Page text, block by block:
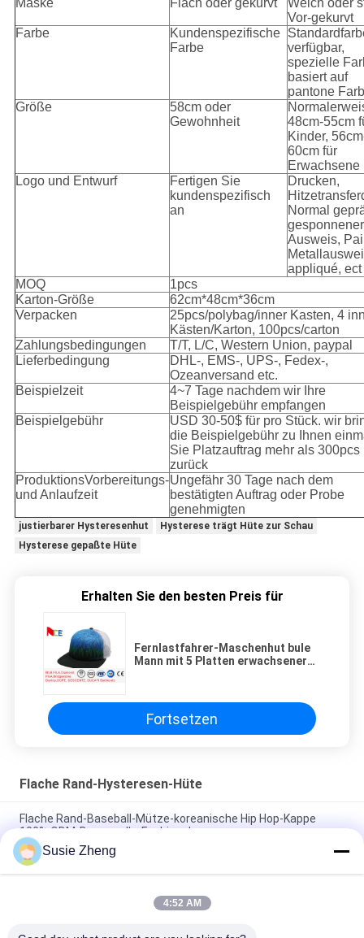
Maske
Flach oder gekurvt
Weich oder
Vor-gekurvt
Farbe
Kundenspezifische
Farbe
verfügbar,
spezielle
basiert auf
pantone
Größe
58cm oder
Gewohnheit
48cm-55cm
Kinder,
60cm für
Erwachsene
Logo und Entwurf
Fertigen Sie
kundenspezifisch
an
Drucken,
Normal
gesponnener
Ausweis,
appliqué, ect
MOQ
1pcs
Karton-Größe
62cm*48cm*36cm
Verpacken
25pcs/polybag/inner Kasten, 4
Kästen/Karton, 100pcs/carton
Zahlungsbedingungen
T/T, L/C, Western Union, paypal
Lieferbedingung
DHL-, EMS-, UPS-, Fedex-,
Ozeanversand etc.
Beispielzeit
4~7 Tage nachdem wir Ihre
Beispielgebühr empfangen
Beispielgebühr
USD 30-50$ für pro Stück. wir
die Beispielgebühr zu Ihnen
Sie Platzauftrag mehr als 300pcs
zurück
ProduktionsVorbereitungs-
und Anlaufzeit
Ungefähr 30 Tage nach dem
bestätigten Auftrag oder Probe
genehmigten
justierbarer Hysteresenhut
Hysterese trägt Hüte zur Schau
Hysterese gepaßte Hüte
Erhalten Sie den besten Preis für
Fernlastfahrer-Maschenhut bule
Mann mit 5 Platten erwachsener
Fortsetzen
Flache Rand-Hysteresen-Hüte
Flache Rand-Baseball-Mütze-koreanische Hip Hop-Kappe
100% ODM-Baumwolle-Fashional
Baumwolle flacher Bill Gorras 3D stickte Hysteresen-Hüte für
Männer
Customized Design black embroidery national flag special
Susie Zheng
4:52 AM